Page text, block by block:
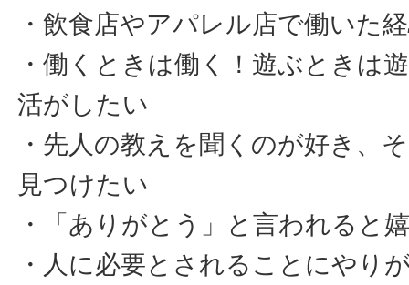
・飲食店やアパレル店で働いた
・働くときは働く！遊ぶときは
活がしたい
・先人の教えを聞くのが好き、
見つけたい
・「ありがとう」と言われると
・人に必要とされることにやり